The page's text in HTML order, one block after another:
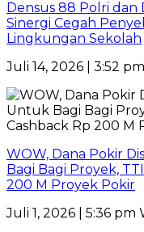
Densus 88 Polri
Sinergi Cegah
Lingkungan Sekolah
Juli 14, 2026 | 3:52
WOW, Dana Pokir
Bagi Bagi Proyek,
200 M Proyek Pokir
Juli 1, 2026 | 5:36 pm